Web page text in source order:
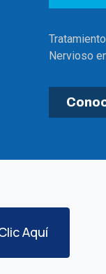
Nervioso
Aquí